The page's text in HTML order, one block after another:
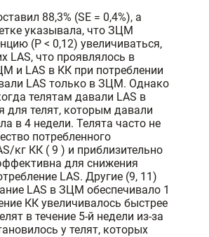
88,3% (SE = 0,4%), а
указывала, что ЗЦМ
(P < 0,12) увеличиваться,
LAS, что проявлялось в
и LAS в КК при потреблении
LAS только в ЗЦМ. Однако
телятам давали LAS в
для телят, которым давали
в 4 недели. Телята часто не
потребленного
кг КК ( 9 ) и приблизительно
для снижения
LAS. Другие (9, 11)
LAS в ЗЦМ обеспечивало 1
КК увеличивалось быстрее
в течение 5-й недели из-за
у телят, которых